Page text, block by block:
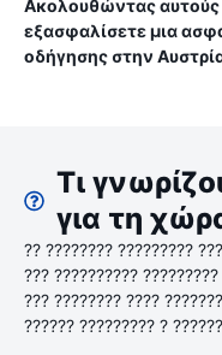
Ακολουθώντας αυτούς
εξασφαλίσετε μια
οδήγησης στην
Τι
για τη
?? ???????? ?????????
??? ??????????
??? ???????? ????
?????? ????????? ?